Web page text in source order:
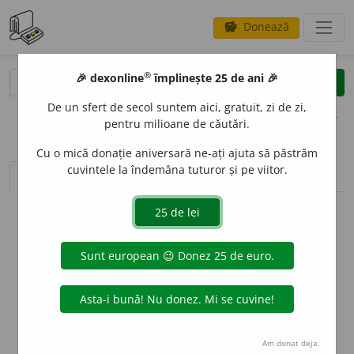
savings Donează
clear
opțiuni
sinteza definițiilor (1) definiții (1) declinări
info
Aceste definiții sunt compilate de
echipa dexonline. Definițiile
originale se află pe filadefiniții.
preferințe
🎉 dexonline® împlinește 25 de ani 🎉
De un sfert de secol suntem aici, gratuit, zi de zi,
pentru milioane de căutări.
Cu o mică donație aniversară ne-ați ajuta să păstrăm
cuvintele la îndemâna tuturor și pe viitor.
Am donat deja.